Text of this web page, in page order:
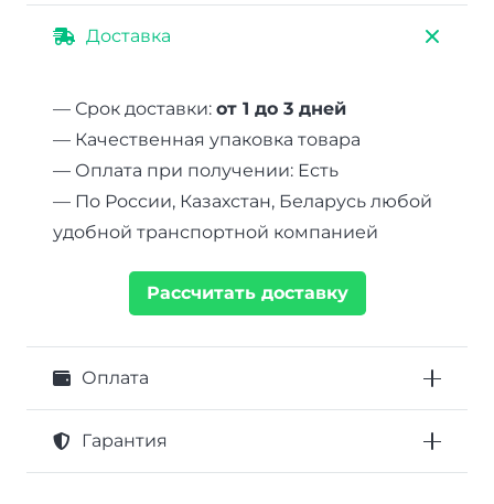
Доставка
— Срок доставки: от 1 до 3 дней
— Качественная упаковка товара
— Оплата при получении: Есть
— По России, Казахстан, Беларусь любой
удобной транспортной компанией
Рассчитать доставку
Оплата
Гарантия